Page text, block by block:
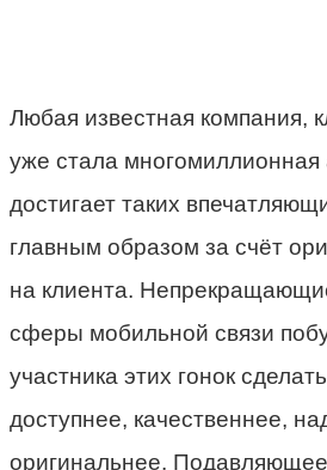
Любая известная компания,
уже стала многомиллионная
достигает таких
главным образом за счёт
на клиента.
сферы мобильной связи
участника этих гонок
доступнее, качественнее,
оригинальнее.